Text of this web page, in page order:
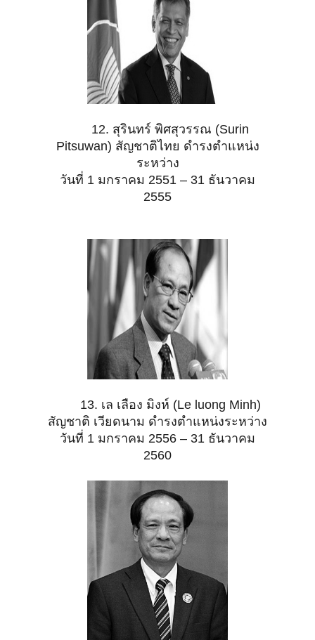
12. สุรินทร์ พิศสุวรรณ (Surin
Pitsuwan) สัญชาติไทย ดำรงตำแหน่ง
ระหว่าง
วันที่ 1 มกราคม 2551 – 31 ธันวาคม
2555
13. เล เลือง มิงห์ (Le luong Minh)
สัญชาติ เวียดนาม ดำรงตำแหน่งระหว่าง
วันที่ 1 มกราคม 2556 – 31 ธันวาคม
2560